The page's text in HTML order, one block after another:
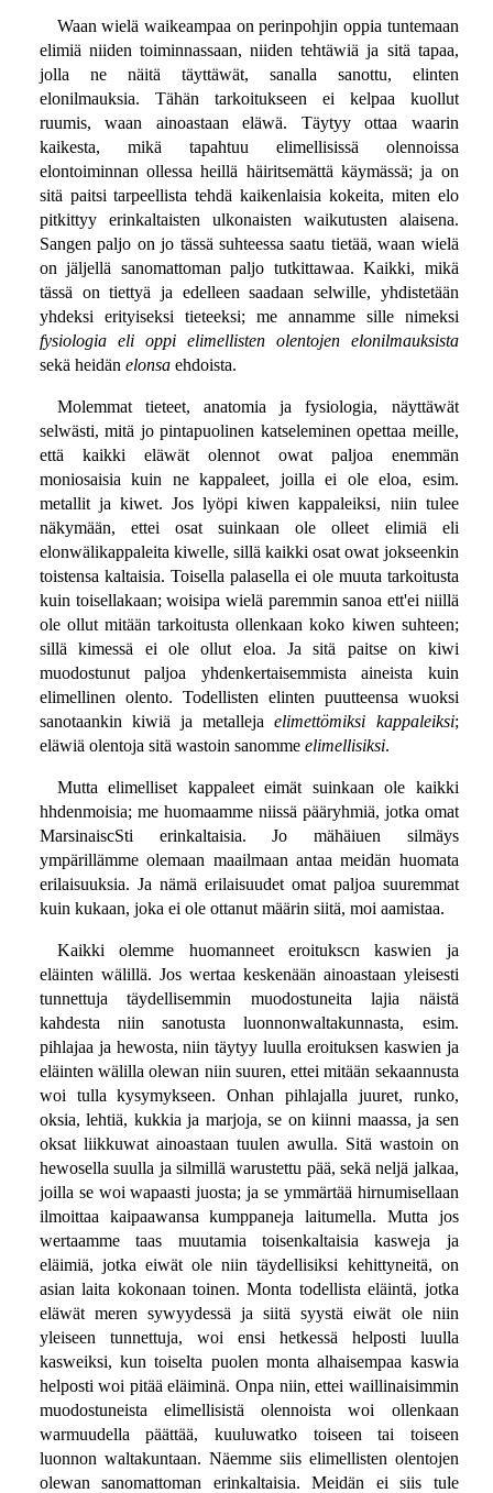
Waan wielä waikeampaa on perinpohjin oppia tuntemaan
elimiä niiden toiminnassaan, niiden tehtäwiä ja sitä tapaa,
jolla ne näitä täyttäwät, sanalla sanottu, elinten
elonilmauksia. Tähän tarkoitukseen ei kelpaa kuollut
ruumis, waan ainoastaan eläwä. Täytyy ottaa waarin
kaikesta, mikä tapahtuu elimellisissä olennoissa
elontoiminnan ollessa heillä häiritsemättä käymässä; ja on
sitä paitsi tarpeellista tehdä kaikenlaisia kokeita, miten elo
pitkittyy erinkaltaisten ulkonaisten waikutusten alaisena.
Sangen paljo on jo tässä suhteessa saatu tietää, waan wielä
on jäljellä sanomattoman paljo tutkittawaa. Kaikki, mikä
tässä on tiettyä ja edelleen saadaan selwille, yhdistetään
yhdeksi erityiseksi tieteeksi; me annamme sille nimeksi
fysiologia eli oppi elimellisten olentojen elonilmauksista
sekä heidän elonsaehdoista.
Molemmat tieteet, anatomia ja fysiologia, näyttäwät
selwästi, mitä jo pintapuolinen katseleminen opettaa meille,
että kaikki eläwät olennot owat paljoa enemmän
moniosaisia kuin ne kappaleet, joilla ei ole eloa, esim.
metallit ja kiwet. Jos lyöpi kiwen kappaleiksi, niin tulee
näkymään, ettei osat suinkaan ole olleet elimiä eli
elonwälikappaleita kiwelle, sillä kaikki osat owat jokseenkin
toistensa kaltaisia. Toisella palasella ei ole muuta tarkoitusta
kuin toisellakaan; woisipa wielä paremmin sanoa ett'ei niillä
ole ollut mitään tarkoitusta ollenkaan koko kiwen suhteen;
sillä kimessä ei ole ollut eloa. Ja sitä paitse on kiwi
muodostunut paljoa yhdenkertaisemmista aineista kuin
elimellinen olento. Todellisten elinten puutteensa wuoksi
sanotaankin kiwiä ja metallejaelimettömiksi kappaleiksi;
eläwiä olentoja sitä wastoin sanomme elimellisiksi.
Mutta elimelliset kappaleet eimät suinkaan ole kaikki
hhdenmoisia; me huomaamme niissä pääryhmiä, jotka omat
MarsinaiscSti erinkaltaisia. Jo mähäiuen silmäys
ympärillämme olemaan maailmaan antaa meidän huomata
erilaisuuksia. Ja nämä erilaisuudet omat paljoa suuremmat
kuin kukaan, joka ei ole ottanut määrin siitä, moi aamistaa.
Kaikki olemme huomanneet eroitukscn kaswien ja
eläinten wälillä. Jos wertaa keskenään ainoastaan yleisesti
tunnettuja täydellisemmin muodostuneita lajia näistä
kahdesta niin sanotusta luonnonwaltakunnasta, esim.
pihlajaa ja hewosta, niin täytyy luulla eroituksen kaswien ja
eläinten wälilla olewan niin suuren, ettei mitään sekaannusta
woi tulla kysymykseen. Onhan pihlajalla juuret, runko,
oksia, lehtiä, kukkia ja marjoja, se on kiinni maassa, ja sen
oksat liikkuwat ainoastaan tuulen awulla. Sitä wastoin on
hewosella suulla ja silmillä warustettu pää, sekä neljä jalkaa,
joilla se woi wapaasti juosta; ja se ymmärtää hirnumisellaan
ilmoittaa kaipaawansa kumppaneja laitumella. Mutta jos
wertaamme taas muutamia toisenkaltaisia kasweja ja
eläimiä, jotka eiwät ole niin täydellisiksi kehittyneitä, on
asian laita kokonaan toinen. Monta todellista eläintä, jotka
eläwät meren sywyydessä ja siitä syystä eiwät ole niin
yleiseen tunnettuja, woi ensi hetkessä helposti luulla
kasweiksi, kun toiselta puolen monta alhaisempaa kaswia
helposti woi pitää eläiminä. Onpa niin, ettei waillinaisimmin
muodostuneista elimellisistä olennoista woi ollenkaan
warmuudella päättää, kuuluwatko toiseen tai toiseen
luonnon waltakuntaan. Näemme siis elimellisten olentojen
olewan sanomattoman erinkaltaisia. Meidän ei siis tule